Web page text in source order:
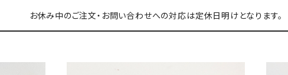
お休み中のご注文・お問い合わせへの対応は定休日明けとなります。